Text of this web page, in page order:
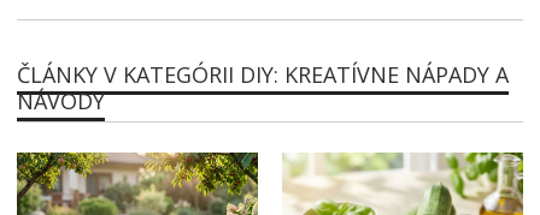
ČLÁNKY V KATEGÓRII DIY: KREATÍVNE NÁPADY A
NÁVODY